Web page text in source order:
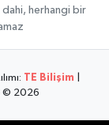
dahi, herhangi bir
TE Bilişim
© 2026